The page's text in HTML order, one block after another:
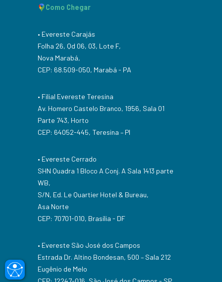
Como Chegar
• Evereste Carajás
Folha 26, Qd 06, 03, Lote F,
Nova Marabá,
CEP: 68.509-050, Marabá - PA
• Filial Evereste Teresina
Av. Homero Castelo Branco, 1956, Sala 01
Parte 743, Horto
CEP: 64052-445, Teresina – PI
• Evereste Cerrado
SHN Quadra 1 Bloco A Conj. A Sala 1413 parte
WB,
S/N, Ed. Le Quartier Hotel & Bureau,
Asa Norte
CEP: 70701-010, Brasília - DF
• Evereste São José dos Campos
Estrada Dr. Altino Bondesan, 500 – Sala 212
Eugênio de Melo
accessible